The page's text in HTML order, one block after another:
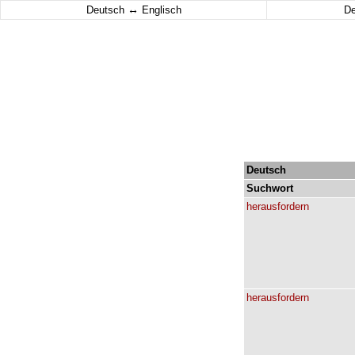
Deutsch ↔ Englisch
Deutsch
Suchwort
herausfordern
herausfordern